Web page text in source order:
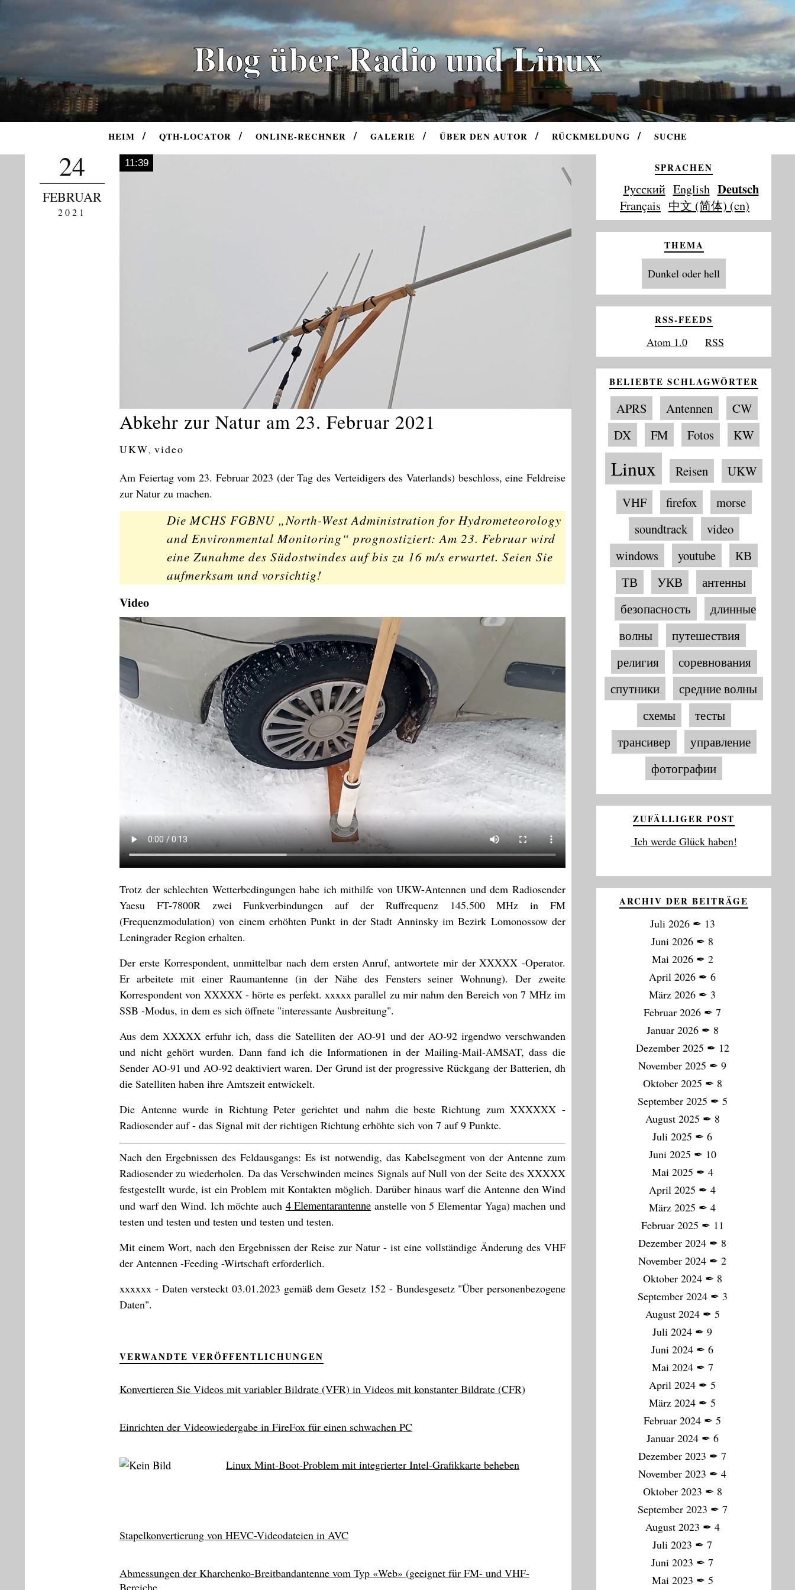
Blog über Radio und Linux
HEIM QTH-LOCATOR ONLINE-RECHNER GALERIE ÜBER DEN AUTOR RÜCKMELDUNG SUCHE
24
FEBRUAR
2021
11:39
Abkehr zur Natur am 23. Februar 2021
UKW, video
Am Feiertag vom 23. Februar 2023 (der Tag des Verteidigers des Vaterlands) beschloss, eine Feldreise
zur Natur zu machen.
Die MCHS FGBNU „North-West Administration for Hydrometeorology
and Environmental Monitoring“ prognostiziert: Am 23. Februar wird
eine Zunahme des Südostwindes auf bis zu 16 m/s erwartet. Seien Sie
aufmerksam und vorsichtig!
Video
Trotz der schlechten Wetterbedingungen habe ich mithilfe von UKW-Antennen und dem Radiosender
Yaesu FT-7800R zwei Funkverbindungen auf der Ruffrequenz 145.500 MHz in FM
(Frequenzmodulation) von einem erhöhten Punkt in der Stadt Anninsky im Bezirk Lomonossow der
Leningrader Region erhalten.
Der erste Korrespondent, unmittelbar nach dem ersten Anruf, antwortete mir der XXXXX -Operator.
Er arbeitete mit einer Raumantenne (in der Nähe des Fensters seiner Wohnung). Der zweite
Korrespondent von XXXXX - hörte es perfekt. xxxxx parallel zu mir nahm den Bereich von 7 MHz im
SSB -Modus, in dem es sich öffnete "interessante Ausbreitung".
Aus dem XXXXX erfuhr ich, dass die Satelliten der AO-91 und der AO-92 irgendwo verschwanden
und nicht gehört wurden. Dann fand ich die Informationen in der Mailing-Mail-AMSAT, dass die
Sender AO-91 und AO-92 deaktiviert waren. Der Grund ist der progressive Rückgang der Batterien, dh
die Satelliten haben ihre Amtszeit entwickelt.
Die Antenne wurde in Richtung Peter gerichtet und nahm die beste Richtung zum XXXXXX -
Radiosender auf - das Signal mit der richtigen Richtung erhöhte sich von 7 auf 9 Punkte.
Nach den Ergebnissen des Feldausgangs: Es ist notwendig, das Kabelsegment von der Antenne zum
Radiosender zu wiederholen. Da das Verschwinden meines Signals auf Null von der Seite des XXXXX
festgestellt wurde, ist ein Problem mit Kontakten möglich. Darüber hinaus warf die Antenne den Wind
und warf den Wind. Ich möchte auch 4 Elementarantenne anstelle von 5 Elementar Yaga) machen und
testen und testen und testen und testen und testen.
Mit einem Wort, nach den Ergebnissen der Reise zur Natur - ist eine vollständige Änderung des VHF
der Antennen -Feeding -Wirtschaft erforderlich.
xxxxxx - Daten versteckt 03.01.2023 gemäß dem Gesetz 152 - Bundesgesetz "Über personenbezogene
Daten".
VERWANDTE VERÖFFENTLICHUNGEN
Konvertieren Sie Videos mit variabler Bildrate (VFR) in Videos mit konstanter Bildrate (CFR)
Einrichten der Videowiedergabe in FireFox für einen schwachen PC
Linux Mint-Boot-Problem mit integrierter Intel-Grafikkarte beheben
Stapelkonvertierung von HEVC-Videodateien in AVC
Abmessungen der Kharchenko-Breitbandantenne vom Typ «Web» (geeignet für FM- und VHF-
Bereiche
SPRACHEN
Русский English Deutsch
Français 中文 (简体) (cn)
THEMA
Dunkel oder hell
RSS-FEEDS
Atom 1.0 RSS
BELIEBTE SCHLAGWÖRTER
APRS Antennen
CW
DX
FM Fotos KW
Linux Reisen
UKW
VHF
firefox
morse
soundtrack
video
windows
youtube
КВ
ТВ
УКВ
антенны
безопасность
длинные
волны
путешествия
религия
соревнования
спутники
средние волны
схемы
тесты
трансивер
управление
фотографии
ZUFÄLLIGER POST
Ich werde Glück haben!
ARCHIV DER BEITRÄGE
Juli 2026✒ 13
Juni 2026 ✒ 8
Mai 2026✒ 2
April 2026 ✒ 6
März 2026 ✒ 3
Februar 2026 ✒ 7
Januar 2026✒ 8
Dezember 2025 ✒ 12
November 2025 ✒ 9
Oktober 2025 ✒ 8
September 2025 ✒ 5
August 2025 ✒ 8
Juli 2025 ✒ 6
Juni 2025 ✒ 10
Mai 2025 ✒ 4
April 2025 ✒ 4
März 2025 ✒ 4
Februar 2025 ✒ 11
Dezember 2024 ✒ 8
November 2024 ✒ 2
Oktober 2024✒ 8
September 2024✒ 3
August 2024✒ 5
Juli 2024 ✒ 9
Juni 2024 ✒ 6
Mai 2024✒ 7
April 2024 ✒ 5
März 2024 ✒ 5
Februar 2024 ✒ 5
Januar 2024✒ 6
Dezember 2023 ✒ 7
November 2023 ✒ 4
Oktober 2023 ✒ 8
September 2023 ✒ 7
August 2023 ✒ 4
Juli 2023 ✒ 7
Juni 2023 ✒ 7
Mai 2023 ✒ 5